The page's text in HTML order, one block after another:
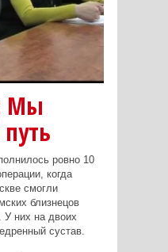
Мы
ровно 10
когда
смогли
близнецов
У них на двоих
сустав.